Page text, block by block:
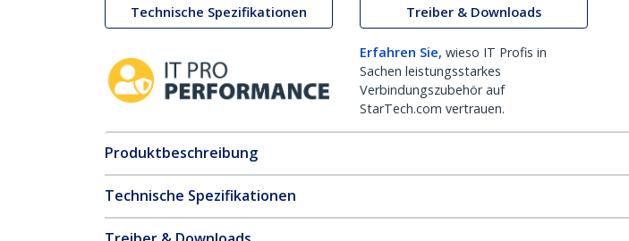
Technische Spezifikationen Treiber & Downloads
Erfahren Sie, wieso IT Profis in
Sachen leistungsstarkes
Verbindungszubehör auf
StarTech.com vertrauen.
Produktbeschreibung
Technische Spezifikationen